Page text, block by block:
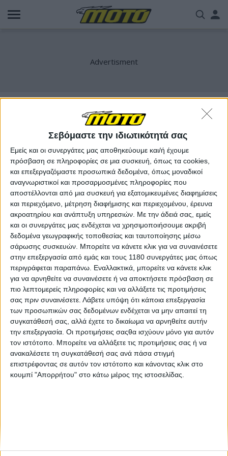
Σεβόμαστε την ιδιωτικότητά σας
Εμείς και οι συνεργάτες μας αποθηκεύουμε και/ή έχουμε
πρόσβαση σε πληροφορίες σε μια συσκευή, όπως τα cookies,
και επεξεργαζόμαστε προσωπικά δεδομένα, όπως μοναδικοί
αναγνωριστικοί και προσαρμοσμένες πληροφορίες που
αποστέλλονται από μια συσκευή για εξατομικευμένες διαφημίσεις
και περιεχόμενο, μέτρηση διαφήμισης και περιεχομένου, έρευνα
ακροατηρίου και ανάπτυξη υπηρεσιών. Με την άδειά σας, εμείς
και οι συνεργάτες μας ενδέχεται να χρησιμοποιήσουμε ακριβή
δεδομένα γεωγραφικής τοποθεσίας και ταυτοποίησης μέσω
σάρωσης συσκευών. Μπορείτε να κάνετε κλικ για να συναινέσετε
στην επεξεργασία από εμάς και τους 1180 συνεργάτες μας όπως
περιγράφεται παραπάνω. Εναλλακτικά, μπορείτε να κάνετε κλικ
για να αρνηθείτε να συναινέσετε ή να αποκτήσετε πρόσβαση σε
πιο λεπτομερείς πληροφορίες και να αλλάξετε τις προτιμήσεις
σας πριν συναινέσετε. Λάβετε υπόψη ότι κάποια επεξεργασία
των προσωπικών σας δεδομένων ενδέχεται να μην απαιτεί τη
συγκατάθεσή σας, αλλά έχετε το δικαίωμα να αρνηθείτε αυτήν
την επεξεργασία. Οι προτιμήσεις σαςθα ισχύουν μόνο για αυτόν
τον ιστότοπο. Μπορείτε να αλλάξετε τις προτιμήσεις σας ή να
ανακαλέσετε τη συγκατάθεσή σας ανά πάσα στιγμή
επιστρέφοντας σε αυτόν τον ιστότοπο και κάνοντας κλικ στο
κουμπί "Απορρήτου" στο κάτω μέρος της ιστοσελίδας.
Παράκαμψη
προς
Νέα Μοντέλα 29/4/2026
Voge (Loncin) XWolf 550L: Το μεσαίο ATV ήρθε στην
Ελλάδα με ανταγωνιστική τιμή
Το μεσαίο ATV της Voge με τον μονοκύλινδρο υγρόψυκτο
κινητήρα 500 κυβικών εστιάζει στην πρακτικότητα με
ικανότητα μεταφοράς έως και 255 κιλά, απευθυνόμενο σε
ιδιώτες αλλά και επαγγελματίες. To Voge...